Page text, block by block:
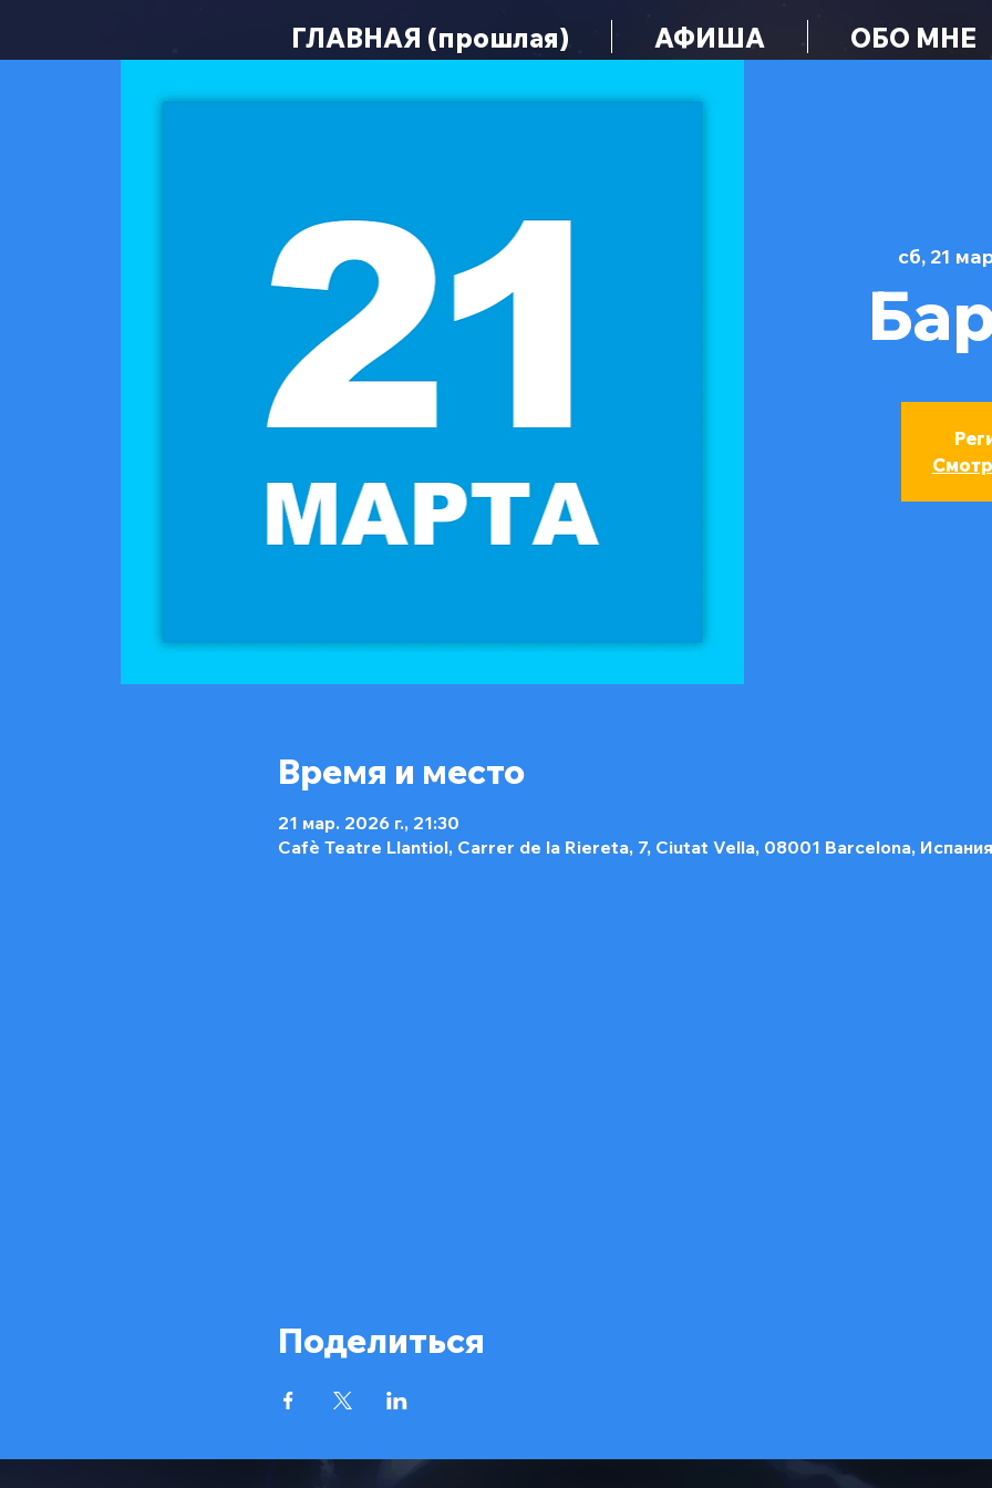
ГЛАВНАЯ (прошлая) АФИША ОБО МНЕ
сб, 21
Время и место
21 мар. 2026 г., 21:30
Cafè Teatre Llantiol, Carrer de la Riereta, 7, Ciutat Vella, 08001 Barcelona, Испания
Поделиться